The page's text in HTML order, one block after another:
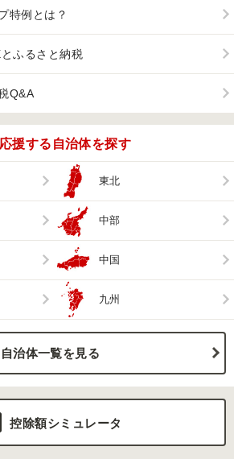
特例とは？
ふるさと納税
Q&A
応援する自治体を探す
東北
中部
中国
九州
自治体一覧を見る
控除額シミュレータ